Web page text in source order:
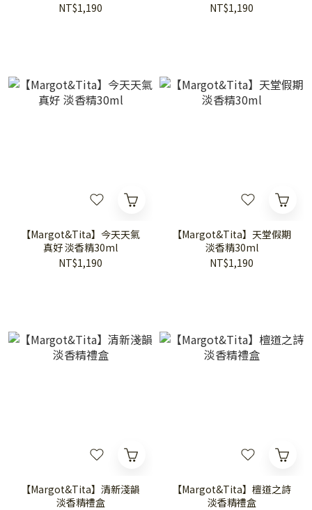
NT$1,190
NT$1,190
【Margot&Tita】今天天氣
真好 淡香精30ml
NT$1,190
【Margot&Tita】天堂假期
淡香精30ml
NT$1,190
【Margot&Tita】清新淺韻
淡香精禮盒
【Margot&Tita】檀道之詩
淡香精禮盒